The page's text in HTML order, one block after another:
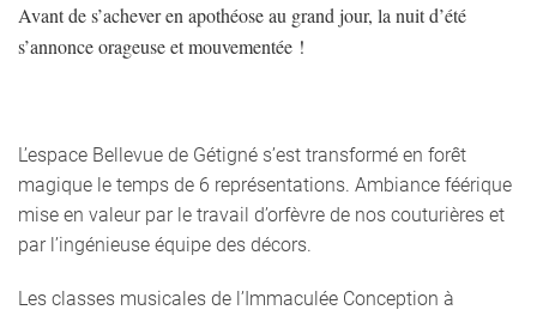
Avant de s’achever en apothéose au grand jour, la nuit d’été
s’annonce orageuse et mouvementée !
L’espace Bellevue de Gétigné s’est transformé en forêt
magique le temps de 6 représentations. Ambiance féérique
mise en valeur par le travail d’orfèvre de nos couturières et
par l’ingénieuse équipe des décors.
Les classes musicales de l’Immaculée Conception à